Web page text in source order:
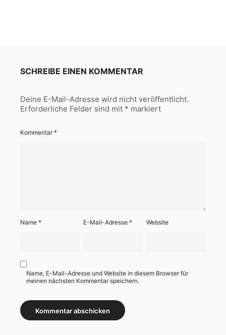
SCHREIBE EINEN KOMMENTAR
Deine E-Mail-Adresse wird nicht veröffentlicht.
Erforderliche Felder sind mit * markiert
Kommentar*
Name * E-Mail-Adresse* Website
Name, E-Mail-Adresse und Website in diesem Browser für
meinen nächsten Kommentar speichern.